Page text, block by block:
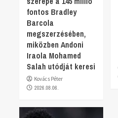
fontos Bradley
Barcola
megszerzésében,
miközben Andoni
Iraola Mohamed
Salah utódját keresi
Kovács Péter
2026.08.06.